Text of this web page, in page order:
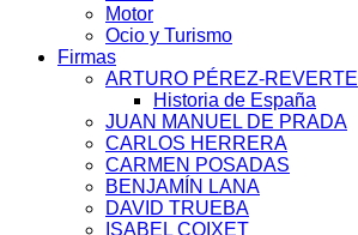
Motor
Ocio y Turismo
Firmas
ARTURO PÉREZ-REVERTE
Historia de España
JUAN MANUEL DE PRADA
CARLOS HERRERA
CARMEN POSADAS
BENJAMÍN LANA
DAVID TRUEBA
ISABEL COIXET